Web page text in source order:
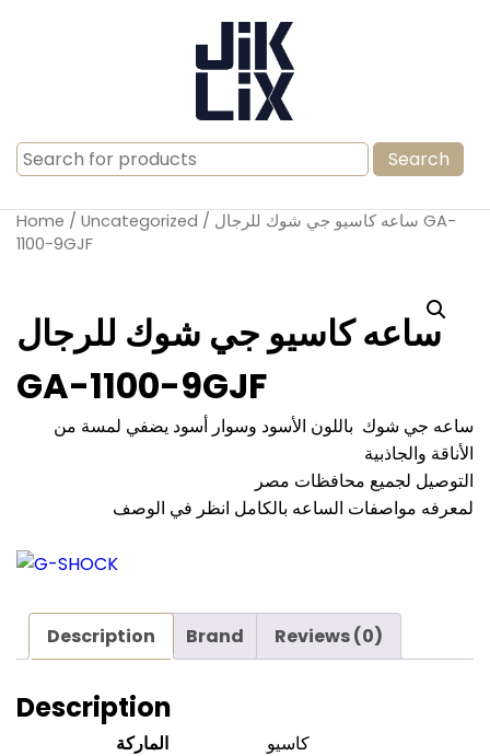
Search
for:
Home / Uncategorized / ساعه كاسيو جي شوك للرجال GA-
1100-9GJF
ساعه كاسيو جي شوك للرجال
GA-1100-9GJF
ساعه جي شوك باللون الأسود وسوار أسود يضفي لمسة من
الأناقة والجاذبية
التوصيل لجميع محافظات مصر
لمعرفه مواصفات الساعه بالكامل انظر في الوصف
Description Brand Reviews (0)
Description
الماركة
كاسيو